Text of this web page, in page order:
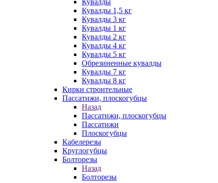
Кувалды
Кувалды 1,5 кг
Кувалды 3 кг
Кувалды 1 кг
Кувалды 2 кг
Кувалды 4 кг
Кувалды 5 кг
Обрезиненные кувалды
Кувалды 7 кг
Кувалды 8 кг
Кирки строительные
Пассатижи, плоскогубцы
Назад
Пассатижи, плоскогубцы
Пассатижи
Плоскогубцы
Кабелерезы
Круглогубцы
Болторезы
Назад
Болторезы